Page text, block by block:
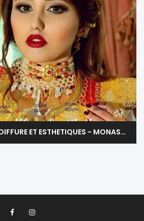
ESPACE HANA DE COIFFURE ET ESTHETIQUES - MONASTIR